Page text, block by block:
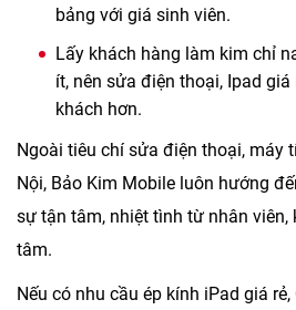
bảng với giá sinh viên.
Lấy khách hàng làm kim chỉ
ít, nên sửa điện thoại, Ipad giá
khách hơn.
Ngoài tiêu chí sửa điện thoại, máy
Nội, Bảo Kim Mobile luôn hướng
sự tận tâm, nhiệt tình từ nhân viên,
tâm.
Nếu có nhu cầu ép kính iPad giá